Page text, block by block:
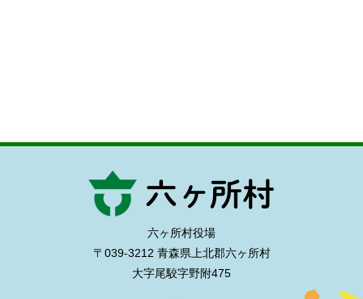
六ヶ所村役場
〒039-3212 青森県上北郡六ヶ所村
大字尾駮字野附475